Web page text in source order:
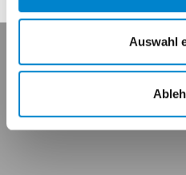
Auswahl
Maßgeschneidert für